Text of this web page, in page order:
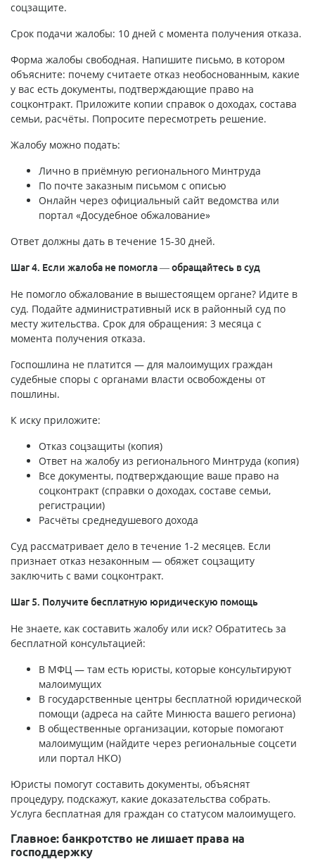
соцзащите.
Срок подачи жалобы: 10 дней с момента получения отказа.
Форма жалобы свободная. Напишите письмо, в котором
объясните: почему считаете отказ необоснованным, какие
у вас есть документы, подтверждающие право на
соцконтракт. Приложите копии справок о доходах, состава
семьи, расчёты. Попросите пересмотреть решение.
Жалобу можно подать:
Лично в приёмную регионального Минтруда
По почте заказным письмом с описью
Онлайн через официальный сайт ведомства или
портал «Досудебное обжалование»
Ответ должны дать в течение 15-30 дней.
Шаг 4. Если жалоба не помогла — обращайтесь в суд
Не помогло обжалование в вышестоящем органе? Идите в
суд. Подайте административный иск в районный суд по
месту жительства. Срок для обращения: 3 месяца с
момента получения отказа.
Госпошлина не платится — для малоимущих граждан
судебные споры с органами власти освобождены от
пошлины.
К иску приложите:
Отказ соцзащиты (копия)
Ответ на жалобу из регионального Минтруда (копия)
Все документы, подтверждающие ваше право на
соцконтракт (справки о доходах, составе семьи,
регистрации)
Расчёты среднедушевого дохода
Суд рассматривает дело в течение 1-2 месяцев. Если
признает отказ незаконным — обяжет соцзащиту
заключить с вами соцконтракт.
Шаг 5. Получите бесплатную юридическую помощь
Не знаете, как составить жалобу или иск? Обратитесь за
бесплатной консультацией:
В МФЦ — там есть юристы, которые консультируют
малоимущих
В государственные центры бесплатной юридической
помощи (адреса на сайте Минюста вашего региона)
В общественные организации, которые помогают
малоимущим (найдите через региональные соцсети
или портал НКО)
Юристы помогут составить документы, объяснят
процедуру, подскажут, какие доказательства собрать.
Услуга бесплатная для граждан со статусом малоимущего.
Главное: банкротство не лишает права на
господдержку